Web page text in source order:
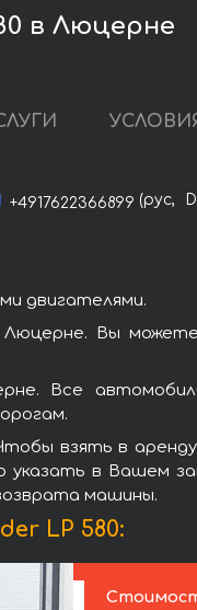
в Люцерне
+4917622366899 (рус,
двигателями.
Вы
Все
взять в
указать в Вашем
машины.
LP 580: